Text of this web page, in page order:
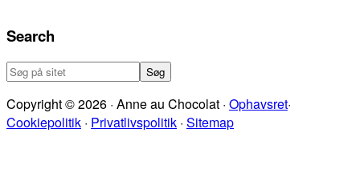
Search
Søg
sitet
Copyright © 2026 · Anne au Chocolat · Ophavsret·
Cookiepolitik · Privatlivspolitik · Sitemap